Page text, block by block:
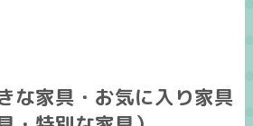
な家具・お気に入り家具